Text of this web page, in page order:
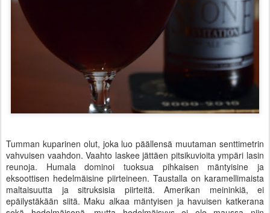
Tumman kuparinen olut, joka luo päällensä muutaman senttimetrin
vahvuisen vaahdon. Vaahto laskee jättäen pitsikuvioita ympäri lasin
reunoja. Humala dominoi tuoksua pihkaisen mäntyisine ja
eksoottisen hedelmäisine piirteineen. Taustalla on karamellimaista
maltaisuutta ja sitruksisia piirteitä. Amerikan meininkiä, ei
epäilystäkään siitä. Maku alkaa mäntyisen ja havuisen katkerana